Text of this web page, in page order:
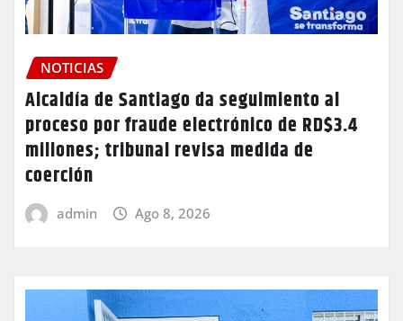
NOTICIAS
Alcaldía de Santiago da seguimiento al
proceso por fraude electrónico de RD$3.4
millones; tribunal revisa medida de
coerción
admin Ago 8, 2026